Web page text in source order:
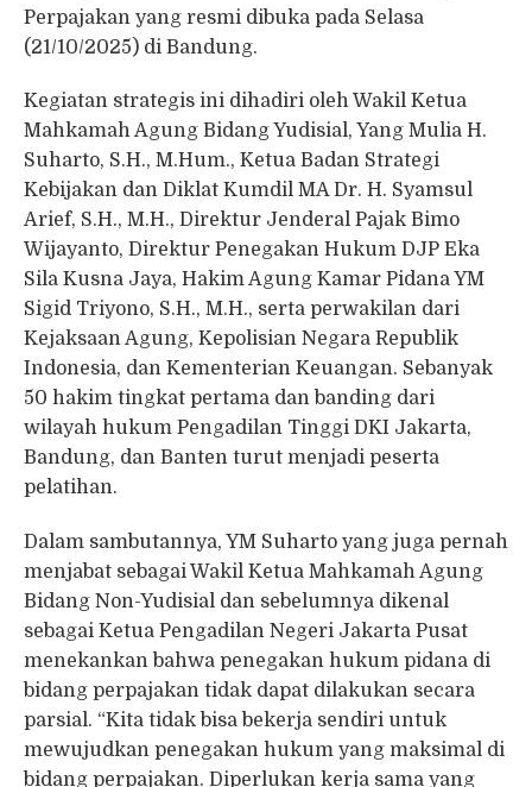
Perpajakan yang resmi dibuka pada Selasa
(21/10/2025) di Bandung.
Kegiatan strategis ini dihadiri oleh Wakil Ketua
Mahkamah Agung Bidang Yudisial, Yang Mulia H.
Suharto, S.H., M.Hum., Ketua Badan Strategi
Kebijakan dan Diklat Kumdil MA Dr. H. Syamsul
Arief, S.H., M.H., Direktur Jenderal Pajak Bimo
Wijayanto, Direktur Penegakan Hukum DJP Eka
Sila Kusna Jaya, Hakim Agung Kamar Pidana YM
Sigid Triyono, S.H., M.H., serta perwakilan dari
Kejaksaan Agung, Kepolisian Negara Republik
Indonesia, dan Kementerian Keuangan. Sebanyak
50 hakim tingkat pertama dan banding dari
wilayah hukum Pengadilan Tinggi DKI Jakarta,
Bandung, dan Banten turut menjadi peserta
pelatihan.
Dalam sambutannya, YM Suharto yang juga pernah
menjabat sebagai Wakil Ketua Mahkamah Agung
Bidang Non-Yudisial dan sebelumnya dikenal
sebagai Ketua Pengadilan Negeri Jakarta Pusat
menekankan bahwa penegakan hukum pidana di
bidang perpajakan tidak dapat dilakukan secara
parsial. “Kita tidak bisa bekerja sendiri untuk
mewujudkan penegakan hukum yang maksimal di
bidang perpajakan. Diperlukan kerja sama yang